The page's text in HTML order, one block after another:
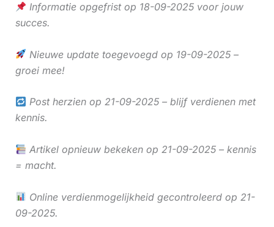
Informatie opgefrist op 18-09-2025 voor jouw
succes.
Nieuwe update toegevoegd op 19-09-2025 –
groei mee!
Post herzien op 21-09-2025 – blijf verdienen met
kennis.
Artikel opnieuw bekeken op 21-09-2025 – kennis
= macht.
Online verdienmogelijkheid gecontroleerd op 21-
09-2025.